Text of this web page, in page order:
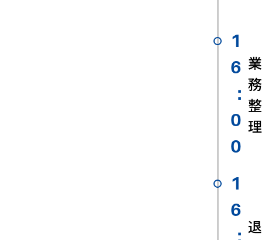
1
6
：
0
0
業
務
整
理
1
6
退